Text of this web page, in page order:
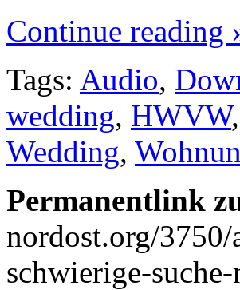
Continue reading
Tags: Audio,
wedding, HWVW,
Wedding,
Permanentlink
nordost.org/
schwierige-